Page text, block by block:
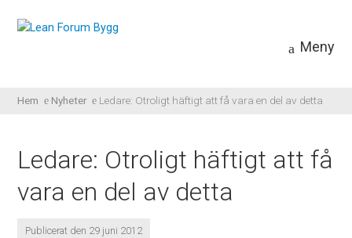
Meny
Hem Nyheter Ledare: Otroligt häftigt att få vara en del av detta
Ledare: Otroligt häftigt att få
vara en del av detta
Publicerat den 29 juni 2012